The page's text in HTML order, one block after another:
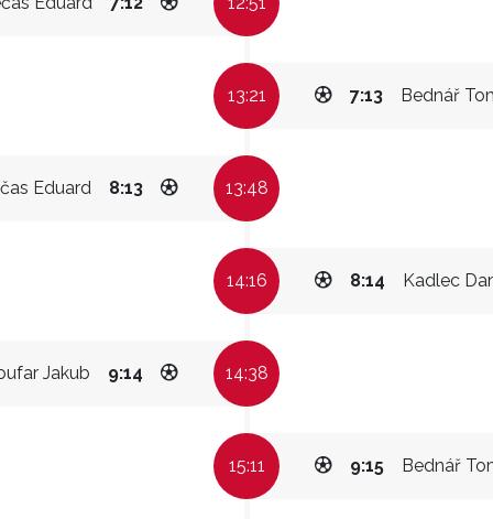
13:21 Bednář
7:13
Eduard 8:13 13:48
14:16 Kadlec
8:14
Jakub 9:14 14:38
15:11 Bednář
9:15